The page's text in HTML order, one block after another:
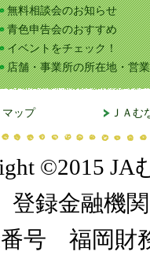
無料相談会のお知らせ
青色申告会のおすすめ
イベントをチェック！
店舗・事業所の所在地・営
ップ ＪＡ
©2015 JA
登録金融機
号 福岡財